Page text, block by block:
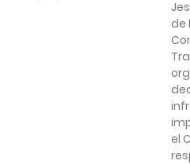
de
el